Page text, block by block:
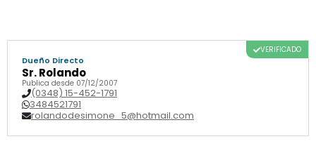
Dueño Directo
Sr. Rolando
Publica desde 07/12/2007
(0348) 15-452-1791
3484521791
rolandodesimone_5@hotmail.com
VERIFICADO